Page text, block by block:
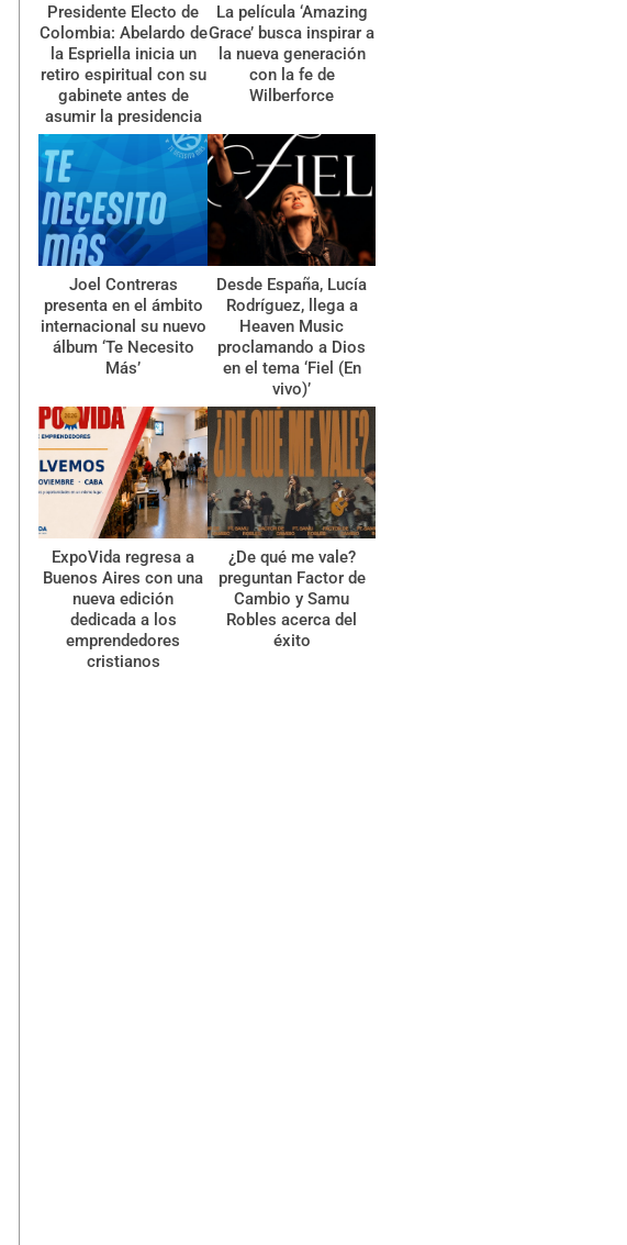
Presidente Electo de
Colombia: Abelardo de
la Espriella inicia un
retiro espiritual con su
gabinete antes de
asumir la presidencia
La película ‘Amazing
Grace’ busca inspirar a
la nueva generación
con la fe de
Wilberforce
Joel Contreras
presenta en el ámbito
internacional su nuevo
álbum ‘Te Necesito
Más’
Desde España, Lucía
Rodríguez, llega a
Heaven Music
proclamando a Dios
en el tema ‘Fiel (En
vivo)’
ExpoVida regresa a
Buenos Aires con una
nueva edición
dedicada a los
emprendedores
cristianos
¿De qué me vale?
preguntan Factor de
Cambio y Samu
Robles acerca del
éxito